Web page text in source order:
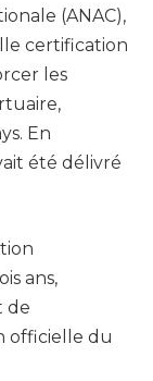
(ANAC),
certification
les
En
été délivré
ans,
de
officielle du